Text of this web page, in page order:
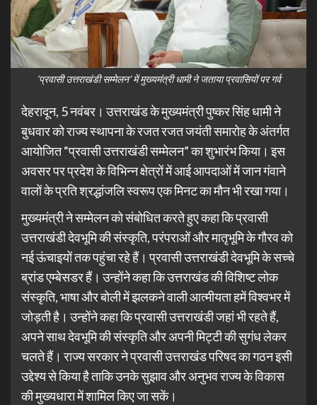
‘प्रवासी उत्तराखंडी सम्मेलन’ में मुख्यमंत्री धामी ने जताया प्रवासियों पर गर्व
देहरादून, 5 नवंबर। उत्तराखंड के मुख्यमंत्री पुष्कर सिंह धामी ने
बुधवार को राज्य स्थापना के रजत रजत जयंती समारोह के अंतर्गत
आयोजित “प्रवासी उत्तराखंडी सम्मेलन” का शुभारंभ किया। इस
अवसर पर प्रदेश के विभिन्न क्षेत्रों में आई आपदाओं में जान गंवाने
वालों के प्रति श्रद्धांजलि स्वरूप एक मिनट का मौन भी रखा गया।
मुख्यमंत्री ने सम्मेलन को संबोधित करते हुए कहा कि प्रवासी
उत्तराखंडी देवभूमि की संस्कृति, परंपराओं और मातृभूमि के गौरव को
नई ऊंचाइयों तक पहुंचा रहे हैं। प्रवासी उत्तराखंडी देवभूमि के सच्चे
ब्रांड एम्बेसडर हैं। उन्होंने कहा कि उत्तराखंड की विशिष्ट लोक
संस्कृति, भाषा और बोली में झलकने वाली आत्मीयता हमें विश्वभर में
जोड़ती है। उन्होंने कहा कि प्रवासी उत्तराखंडी जहां भी रहते हैं,
अपने साथ देवभूमि की संस्कृति और अपनी मिट्टी की सुगंध लेकर
चलते हैं। राज्य सरकार ने प्रवासी उत्तराखंड परिषद का गठन इसी
उद्देश्य से किया है ताकि उनके सुझाव और अनुभव राज्य के विकास
की मुख्यधारा में शामिल किए जा सकें।